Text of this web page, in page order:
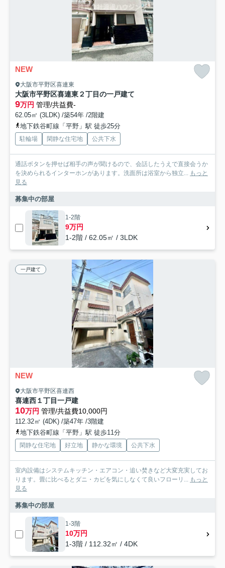
NEW
大阪市平野区喜連東
大阪市平野区喜連東２丁目の一戸建て
9万円 管理/共益費-
62.05㎡ (3LDK) /築54年 /2階建
地下鉄谷町線「平野」駅 徒歩25分
駐輪場 閑静な住宅地 公共下水
通話ボタンを押せば相手の声が聞けるので、会話したうえで直接会うか
を決められるインターホンがあります。洗面所は浴室から独立... もっと
見る
募集中の部屋
1-2階
9万円
1-2階 / 62.05㎡ / 3LDK
一戸建て
NEW
大阪市平野区喜連西
喜連西１丁目一戸建
10万円 管理/共益費10,000円
112.32㎡ (4DK) /築47年 /3階建
地下鉄谷町線「平野」駅 徒歩11分
閑静な住宅地 好立地 静かな環境 公共下水
室内設備はシステムキッチン・エアコン・追い焚きなど大変充実してお
ります。畳に比べるとダニ・カビを気にしなくて良いフローリ... もっと
見る
募集中の部屋
1-3階
10万円
1-3階 / 112.32㎡ / 4DK